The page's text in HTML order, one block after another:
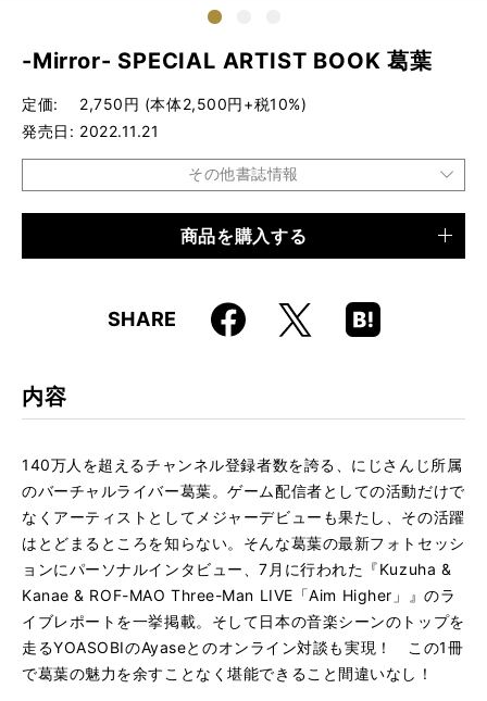
1
-Mirror- SPECIAL ARTIST BOOK 葛葉
定価
2,750円 (本体2,500円+税10%)
発売日
2022.11.21
その他書誌情報
9784845638253
商品を購入する
SHARE Faceboo
k
X
Hatena
Boo
内容
140万人を超えるチャンネル登録者数を誇る、にじさんじ所属
のバーチャルライバー葛葉。ゲーム配信者としての活動だけで
なくアーティストとしてメジャーデビューも果たし、その活躍
はとどまるところを知らない。そんな葛葉の最新フォトセッシ
ョンにパーソナルインタビュー、7月に行われた『Kuzuha &
Kanae & ROF-MAO Three-Man LIVE「Aim Higher」』のラ
イブレポートを一挙掲載。そして日本の音楽シーンのトップを
走るYOASOBIのAyaseとのオンライン対談も実現！ この1冊
で葛葉の魅力を余すことなく堪能できること間違いなし！